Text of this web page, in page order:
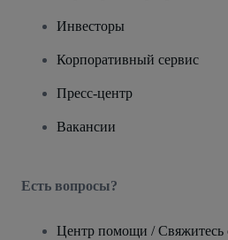
Инвесторы
Корпоративный сервис
Пресс-центр
Вакансии
Есть вопросы?
Центр помощи / Свяжитесь